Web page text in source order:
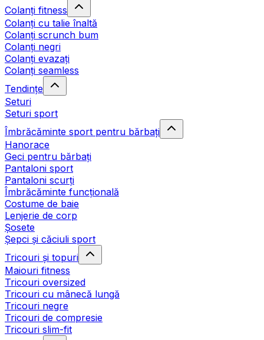
Colanți fitness
Colanți cu talie înaltă
Colanți scrunch bum
Colanți negri
Colanți evazați
Colanți seamless
Tendințe
Seturi
Seturi sport
Îmbrăcăminte sport pentru bărbați
Hanorace
Geci pentru bărbați
Pantaloni sport
Pantaloni scurți
Îmbrăcăminte funcțională
Costume de baie
Lenjerie de corp
Șosete
Șepci și căciuli sport
Tricouri și topuri
Maiouri fitness
Tricouri oversized
Tricouri cu mânecă lungă
Tricouri negre
Tricouri de compresie
Tricouri slim-fit